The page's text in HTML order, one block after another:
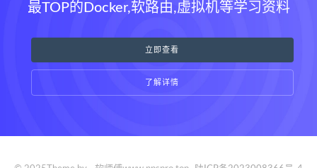
最TOP的Docker,软路由,虚拟机等学习资料
立即查看
了解详情